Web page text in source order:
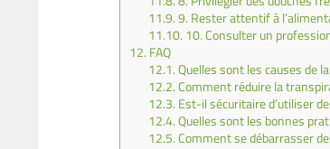
11.9.9. Rester attentif à
11.10. 10. Consulter un
12. FAQ
12.1.Quelles sont les causes de
12.2.Comment réduire la
12.3. Est-il sécuritaire d’utiliser
12.4.Quelles sont les bonnes
12.5.Comment se débarrasser